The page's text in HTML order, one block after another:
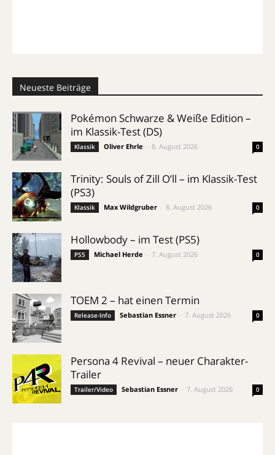
Neueste Beiträge
Pokémon Schwarze & Weiße Edition –
im Klassik-Test (DS)
Klassik Oliver Ehrle 8. August 2026 0
Trinity: Souls of Zill O’ll – im Klassik-Test
(PS3)
Klassik Max Wildgruber 8. August 2026 0
Hollowbody – im Test (PS5)
PS5 Michael Herde 7. August 2026 0
TOEM 2 – hat einen Termin
Release-Info Sebastian Essner 7. August 2026 0
Persona 4 Revival – neuer Charakter-
Trailer
Trailer/Video Sebastian Essner 7. August 2026 0